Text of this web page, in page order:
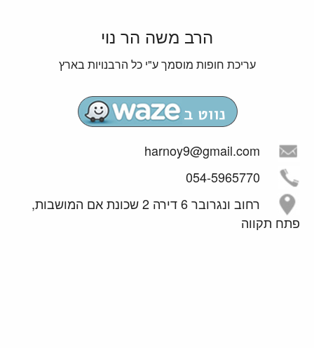
הרב משה הר נוי
עריכת חופות מוסמך ע"י כל הרבנויות בארץ
harnoy9@gmail.com
054-5965770
רחוב ונגרובר 6 דירה 2 שכונת אם המושבות,
פתח תקווה